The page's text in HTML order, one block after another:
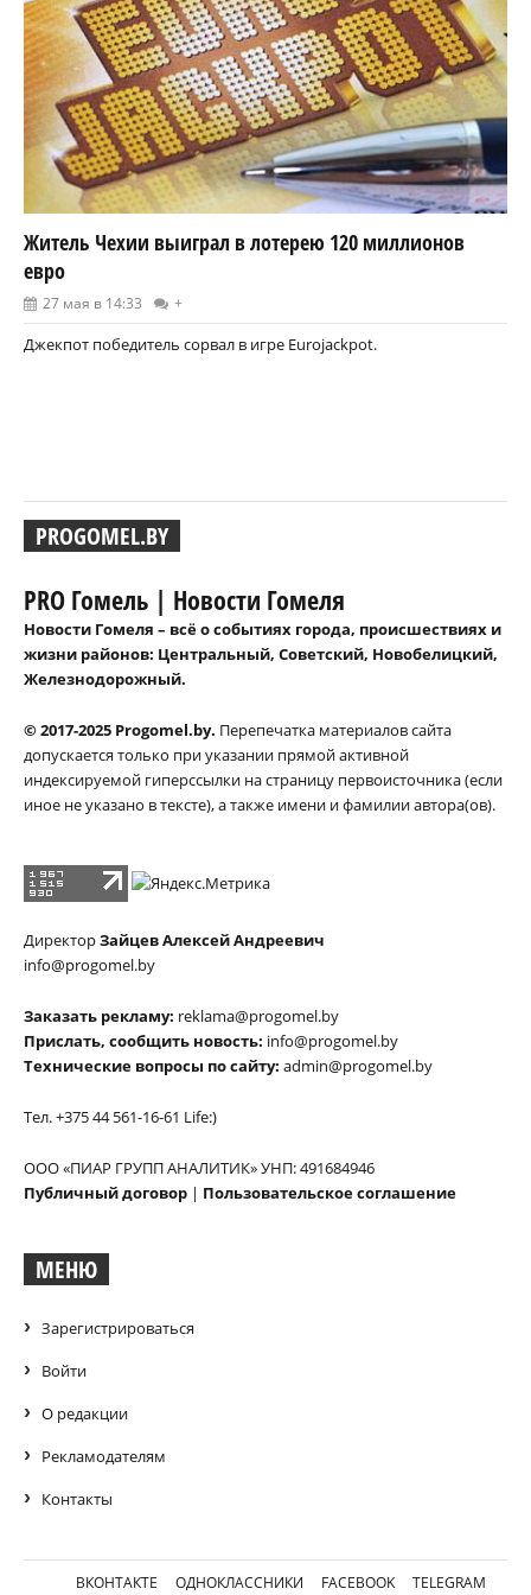
Житель Чехии выиграл в лотерею 120 миллионов
евро
27 мая в 14:33 +
Джекпот победитель сорвал в игре Eurojackpot.
PROGOMEL.BY
PRO Гомель | Новости Гомеля
Новости Гомеля – всё о событиях города, происшествиях и
жизни районов: Центральный, Советский, Новобелицкий,
Железнодорожный.
© 2017-2025 Progomel.by. Перепечатка материалов сайта
допускается только при указании прямой активной
индексируемой гиперссылки на страницу первоисточника (если
иное не указано в тексте), а также имени и фамилии автора(ов).
ДиректорЗайцев Алексей Андреевич
info@progomel.by
Заказать рекламу: reklama@progomel.by
Прислать, сообщить новость: info@progomel.by
Технические вопросы по сайту: admin@progomel.by
Тел. +375 44 561-16-61 Life:)
ООО «ПИАР ГРУПП АНАЛИТИК» УНП: 491684946
Публичный договор | Пользовательское соглашение
МЕНЮ
Зарегистрироваться
Войти
О редакции
Рекламодателям
Контакты
ВКОНТАКТЕ ОДНОКЛАССНИКИ FACEBOOK TELEGRAM